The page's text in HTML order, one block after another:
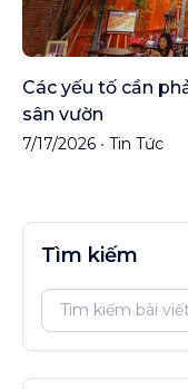
Các yếu tố cần
sân vườn
7/17/2026 • Tin Tức
Tìm kiếm